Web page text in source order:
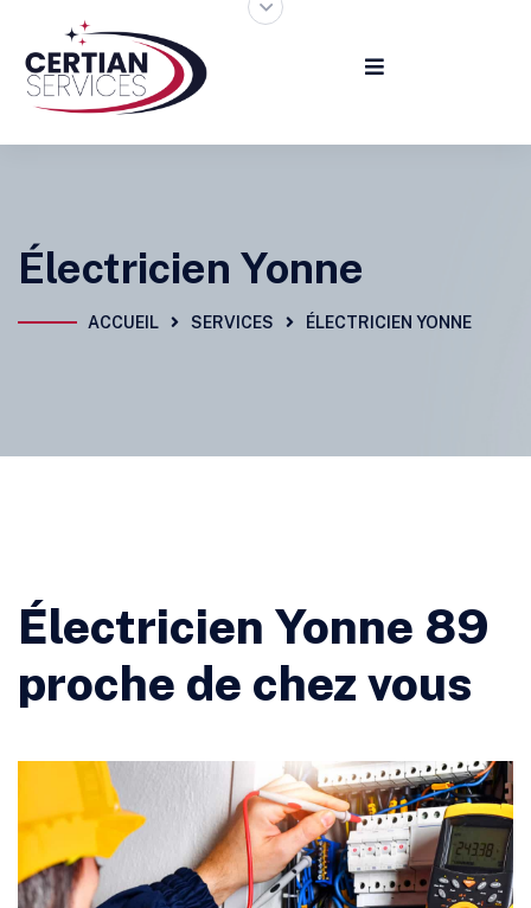
Électricien Yonne
ACCUEIL SERVICES ÉLECTRICIEN YONNE
Électricien Yonne 89
proche de chez vous